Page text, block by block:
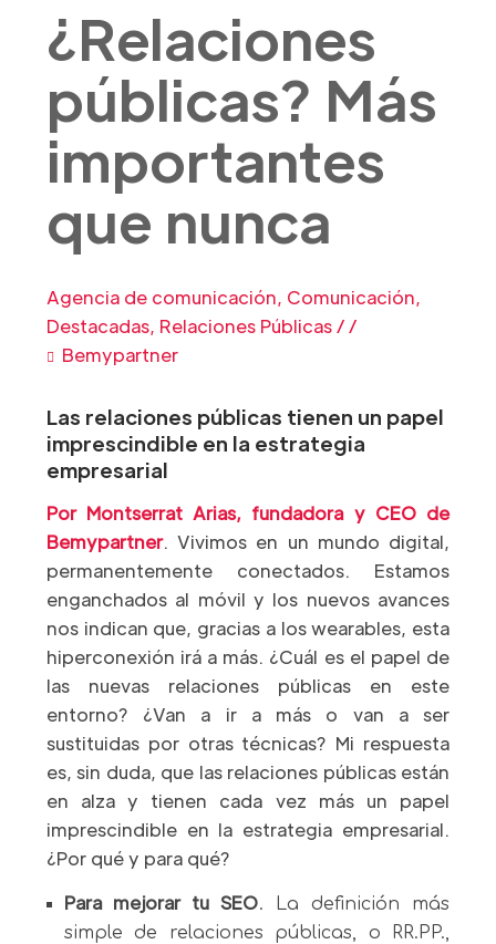
¿Relaciones
públicas? Más
importantes
que nunca
Agencia de comunicación, Comunicación,
Destacadas, Relaciones Públicas / /
Bemypartner
Las relaciones públicas tienen un papel
imprescindible en la estrategia
empresarial
Por Montserrat Arias, fundadora y CEO de
Bemypartner. Vivimos en un mundo digital,
permanentemente conectados. Estamos
enganchados al móvil y los nuevos avances
nos indican que, gracias a los wearables, esta
hiperconexión irá a más. ¿Cuál es el papel de
las nuevas relaciones públicas en este
entorno? ¿Van a ir a más o van a ser
sustituidas por otras técnicas? Mi respuesta
es, sin duda, que las relaciones públicas están
en alza y tienen cada vez más un papel
imprescindible en la estrategia empresarial.
¿Por qué y para qué?
Para mejorar tu SEO. La definición más
simple de relaciones públicas, o RR.PP.,